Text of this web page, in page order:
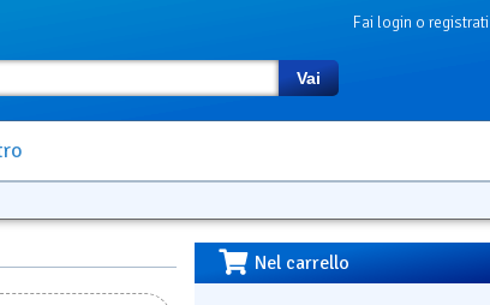
Fai login o registrati
Vai
Nel carrello